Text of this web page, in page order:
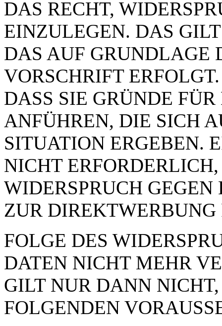
DAS RECHT,
EINZULEGEN. DAS
DAS AUF GRUNDLAGE
VORSCHRIFT
DASS SIE GRÜNDE
ANFÜHREN, DIE SICH
SITUATION ERGEBEN.
NICHT
WIDERSPRUCH
ZUR DIREKTWERBUNG
FOLGE DES
DATEN NICHT MEHR
GILT NUR DANN
FOLGENDEN